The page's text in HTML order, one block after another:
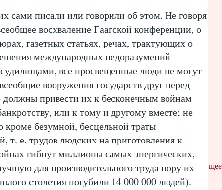
сами писали или говорили об этом. Не говоря
восхваление Гаагской конференции, о
газетных статьях, речах, трактующих о
международных недоразумений
все просвещенные люди не могут
вооружения государств друг перед
привести их к бесконечным войнам
или к тому и другому вместе; не
кроме безумной, бесцельной траты
т. е. трудов людских на приготовления к
гибнут миллионы самых энергических,
для производительного труда пору их
столетия погубили 14 000 000 людей).
Предыдущее
Главная страница
к сообщению (Atom)